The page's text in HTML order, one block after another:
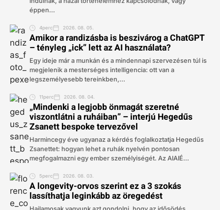
éppen...
4perc 2026. 08. 05.
Amikor a randizásba is beszivárog a ChatGPT
– tényleg „ick” lett az AI használata?
Egy ideje már a munkán és a mindennapi szervezésen túl is
megjelenik a mesterséges intelligencia: ott van a
legszemélyesebb tereinkben,...
11perc 2026. 08. 04.
„Mindenki a legjobb önmagát szeretné
viszontlátni a ruháiban” – interjú Hegedűs
Zsanett bespoke tervezővel
Harmincegy éve ugyanaz a kérdés foglalkoztatja Hegedűs
Zsanettet: hogyan lehet a ruhák nyelvén pontosan
megfogalmazni egy ember személyiségét. Az AIAIÉ...
5perc 2026. 08. 03.
A longevity-orvos szerint ez a 3 szokás
lassíthatja leginkább az öregedést